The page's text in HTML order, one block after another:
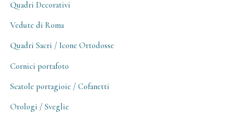
Quadri Decorativi
Vedute di Roma
Quadri Sacri / Icone Ortodosse
Cornici portafoto
Scatole portagioie / Cofanetti
Orologi / Sveglie